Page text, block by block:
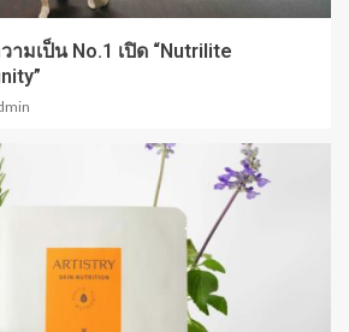
มเป็น No.1 เปิด “Nutrilite